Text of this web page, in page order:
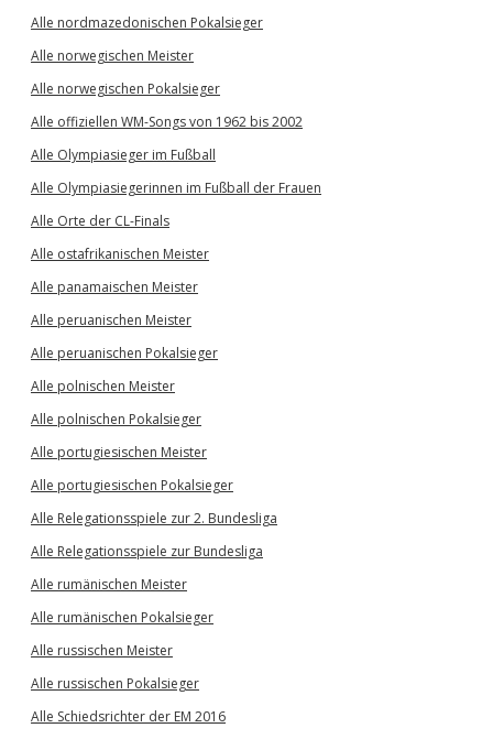
Alle nordmazedonischen Pokalsieger
Alle norwegischen Meister
Alle norwegischen Pokalsieger
Alle offiziellen WM-Songs von 1962 bis 2002
Alle Olympiasieger im Fußball
Alle Olympiasiegerinnen im Fußball der Frauen
Alle Orte der CL-Finals
Alle ostafrikanischen Meister
Alle panamaischen Meister
Alle peruanischen Meister
Alle peruanischen Pokalsieger
Alle polnischen Meister
Alle polnischen Pokalsieger
Alle portugiesischen Meister
Alle portugiesischen Pokalsieger
Alle Relegationsspiele zur 2. Bundesliga
Alle Relegationsspiele zur Bundesliga
Alle rumänischen Meister
Alle rumänischen Pokalsieger
Alle russischen Meister
Alle russischen Pokalsieger
Alle Schiedsrichter der EM 2016